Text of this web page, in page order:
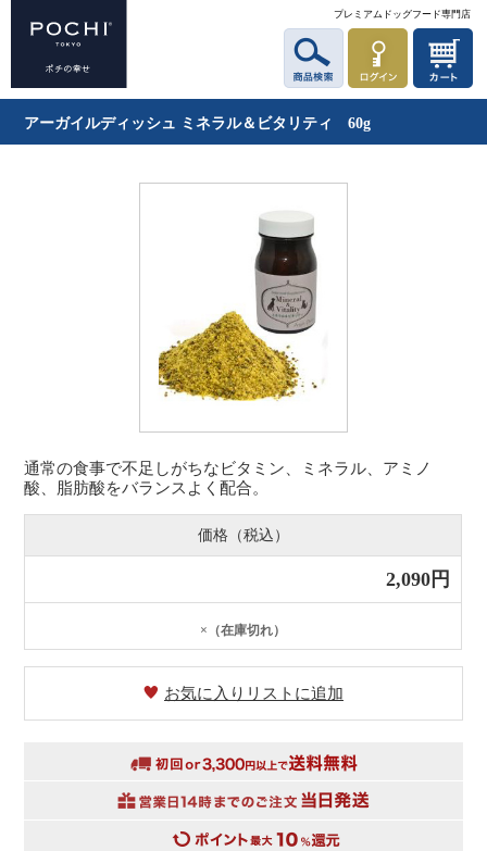
プレミアムドッグフード専門店
アーガイルディッシュ ミネラル＆ビタリティ 60g
通常の食事で不足しがちなビタミン、ミネラル、アミノ
酸、脂肪酸をバランスよく配合。
価格（税込）
2,090円
×（在庫切れ）
お気に入りリストに追加